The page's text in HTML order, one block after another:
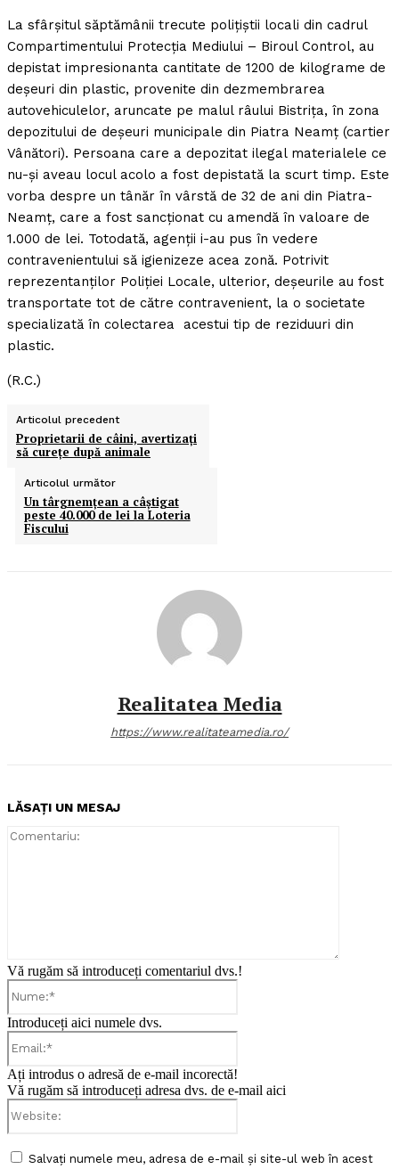
La sfârşitul săptămânii trecute poliţiştii locali din cadrul
Compartimentului Protecţia Mediului – Biroul Control, au
depistat impresionanta cantitate de 1200 de kilograme de
deşeuri din plastic, provenite din dezmembrarea
autovehiculelor, aruncate pe malul râului Bistriţa, în zona
depozitului de deşeuri municipale din Piatra Neamţ (cartier
Vânători). Persoana care a depozitat ilegal materialele ce
nu-şi aveau locul acolo a fost depistată la scurt timp. Este
vorba despre un tânăr în vârstă de 32 de ani din Piatra-
Neamţ, care a fost sancţionat cu amendă în valoare de
1.000 de lei. Totodată, agenţii i-au pus în vedere
contravenientului să igienizeze acea zonă. Potrivit
reprezentanţilor Poliţiei Locale, ulterior, deşeurile au fost
transportate tot de către contravenient, la o societate
specializată în colectarea acestui tip de reziduuri din
plastic.
(R.C.)
Articolul precedent
Proprietarii de câini, avertizaţi
să cureţe după animale
Articolul următor
Un târgnemţean a câştigat
peste 40.000 de lei la Loteria
Fiscului
Realitatea Media
https://www.realitateamedia.ro/
LĂSAȚI UN MESAJ
Vă rugăm să introduceți comentariul dvs.!
Introduceți aici numele dvs.
Ați introdus o adresă de e-mail incorectă!
Vă rugăm să introduceți adresa dvs. de e-mail aici
Salvați numele meu, adresa de e-mail și site-ul web în acest